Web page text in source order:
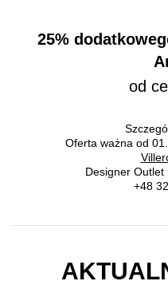
25%
od
Oferta ważna od
Designer Outlet
+48